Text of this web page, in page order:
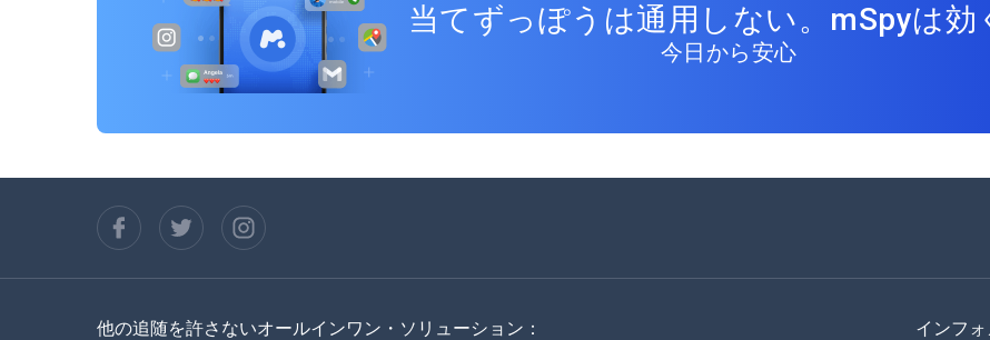
シ
ョ
ン
当てずっぽうは通用しない。mSpyは効
今日から安心
他の追随を許さないオールインワン・ソリューション：
インフ